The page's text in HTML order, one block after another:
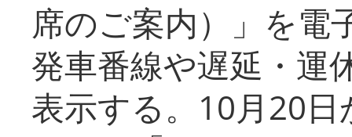
席のご案内）」を電
発車番線や遅延・運
表示する。10月20